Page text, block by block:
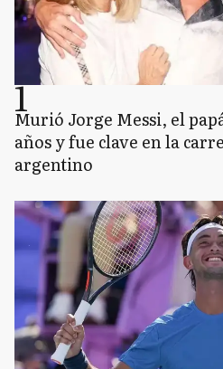
1
Murió Jorge Messi, el
años y fue clave en la
argentino